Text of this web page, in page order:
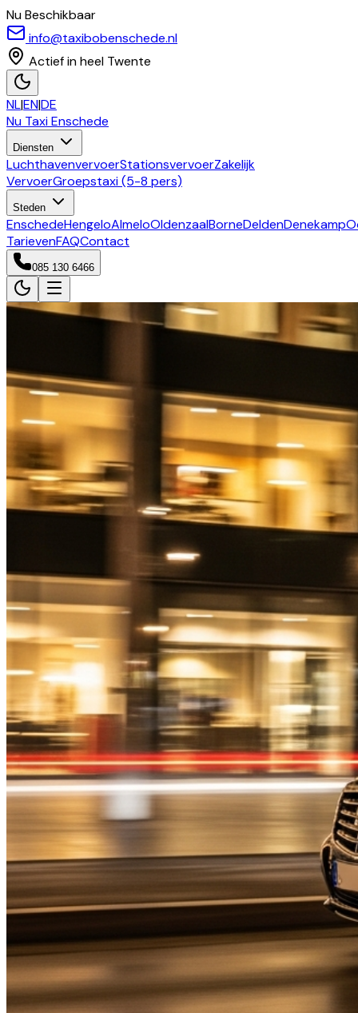
Nu Beschikbaar
info@taxibobenschede.nl
Actief in heel Twente
NL|EN|DE
Nu TaxiEnschede
Diensten
LuchthavenvervoerStationsvervoerZakelijk
VervoerGroepstaxi (5-8 pers)
Steden
EnschedeHengeloAlmeloOldenzaalBorneDeldenDenekamp
TarievenFAQContact
085 130 6466